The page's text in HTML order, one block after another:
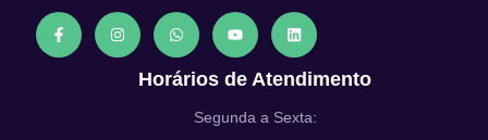
Horários de Atendimento
Segunda a Sexta: